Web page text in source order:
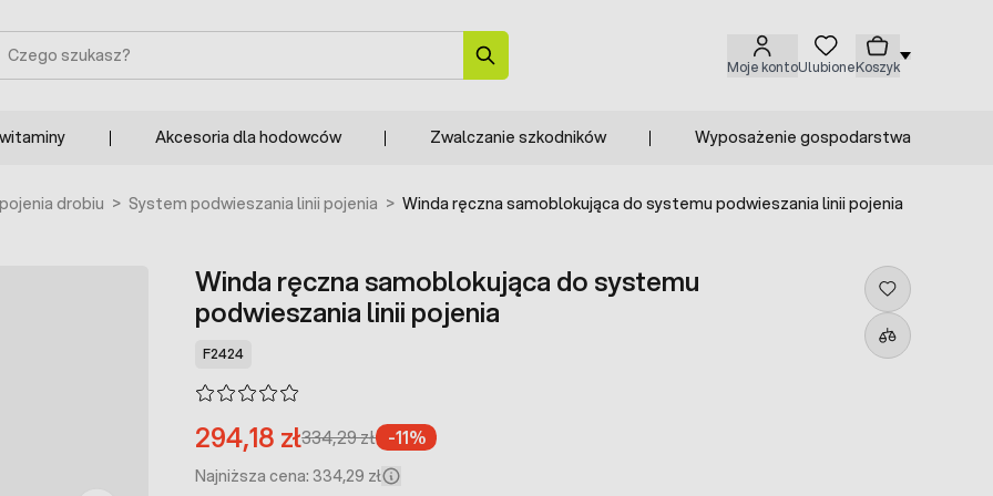
Moje kontoUlubioneKoszyk
Akcesoria dla hodowców Zwalczanie szkodników Wyposażenie gospodarstwa
drobiu > System podwieszania linii pojenia > Winda ręczna samoblokująca do systemu podwieszania linii pojenia
Winda ręczna samoblokująca do systemu
podwieszania linii pojenia
F2424
294,18 zł334,29 zł -11%
Najniższa cena: 334,29 zł